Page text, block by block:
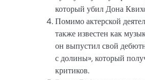
который убил Дона
Помимо актерской
также известен как
он выпустил свой
с долины», который
критиков.